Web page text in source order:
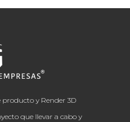
y Render 3D
que llevar a cabo y